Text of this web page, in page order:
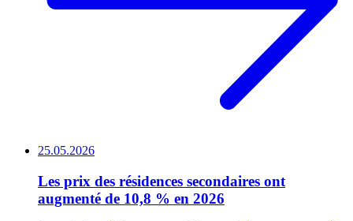
25.05.2026
Les prix des résidences secondaires ont
augmenté de 10,8 % en 2026